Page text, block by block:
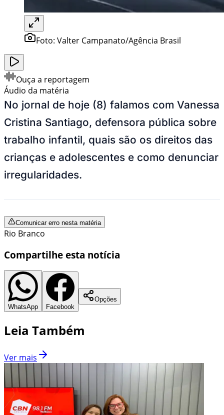
Foto: Valter Campanato/Agência Brasil
Ouça a reportagem
Áudio da matéria
No jornal de hoje (8) falamos com Vanessa
Cristina Santiago, defensora pública sobre
trabalho infantil, quais são os direitos das
crianças e adolescentes e como denunciar
irregularidades.
Comunicar erro nesta matéria
Rio Branco
Compartilhe esta notícia
WhatsApp Facebook
Opções
Leia Também
Ver mais